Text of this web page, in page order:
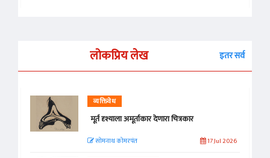
लोकप्रिय लेख इतर सर्व
व्यक्तिवेध
मूर्त दृश्याला अमूर्ताकार देणारा चित्रकार
सोमनाथ कोमरपंत 17 Jul 2026